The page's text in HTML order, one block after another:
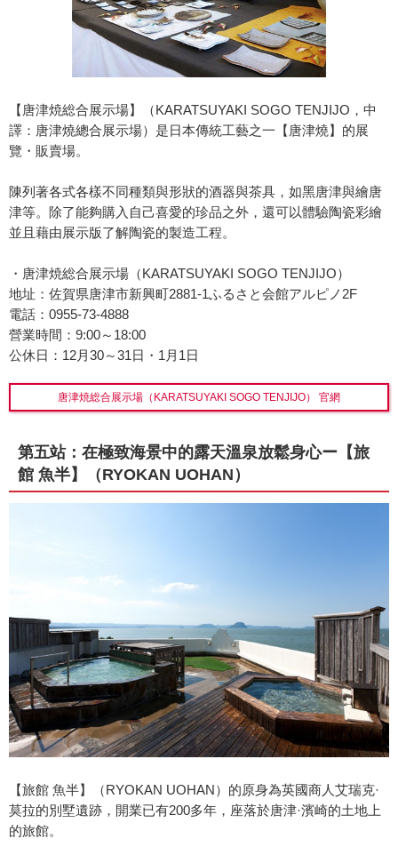
【唐津焼総合展示場】（KARATSUYAKI SOGO TENJIJO，中
譯：唐津燒總合展示場）是日本傳統工藝之一【唐津燒】的展
覽・販賣場。
陳列著各式各樣不同種類與形狀的酒器與茶具，如黑唐津與繪唐
津等。除了能夠購入自己喜愛的珍品之外，還可以體驗陶瓷彩繪
並且藉由展示版了解陶瓷的製造工程。
・唐津焼総合展示場（KARATSUYAKI SOGO TENJIJO）
地址：佐賀県唐津市新興町2881-1ふるさと会館アルピノ2F
電話：0955-73-4888
營業時間：9:00～18:00
公休日：12月30～31日・1月1日
唐津焼総合展示場（KARATSUYAKI SOGO TENJIJO） 官網
第五站：在極致海景中的露天溫泉放鬆身心ー【旅
館 魚半】（RYOKAN UOHAN）
【旅館 魚半】（RYOKAN UOHAN）的原身為英國商人艾瑞克·
莫拉的別墅遺跡，開業已有200多年，座落於唐津·濱崎的土地上
的旅館。